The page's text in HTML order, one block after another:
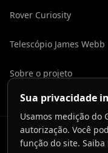
Rover Curiosity
Telescópio James Webb
Sobre o projeto
2026
Sua privacidade
Usamos medição do
autorização. Você
função do site. Saiba